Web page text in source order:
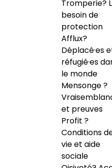
Tromperie?
besoin de
protection
Afflux?
Déplacé·es
réfugié·es
le monde
Mensonge ?
et preuves
Profit ?
Conditions
vie et aide
sociale